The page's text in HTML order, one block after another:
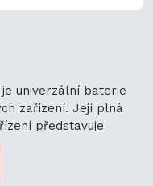
je univerzální baterie
zařízení. Její plná
představuje
univerzální použití
a zaručuje